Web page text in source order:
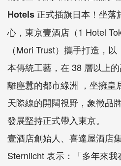
Hotels 正式插旗日本！坐落
心，東京壹酒店 （1 Hotel
（Mori Trust）攜手打造， 以
本傳統工藝，在 38 層以上
離塵囂的都市綠洲 ，坐擁
天際線的開闊視野，象徵品
發展堅持正式帶入東京。
壹酒店創始人、喜達屋酒店
Sternlicht表示：「多年來